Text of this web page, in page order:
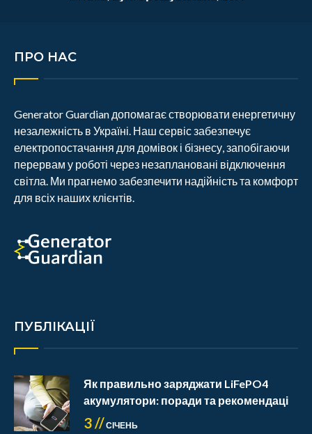
ПРО НАС
Generator Guardian допомагає створювати енергетичну
незалежність в Україні. Наш сервіс забезпечує
електропостачання для домівок і бізнесу, запобігаючи
перервам у роботі через незаплановані відключення
світла. Ми прагнемо забезпечити надійність та комфорт
для всіх наших клієнтів.
ПУБЛІКАЦІЇ
Як правильно заряджати LiFePO4
акумулятори: поради та рекомендаці
3 //СІЧЕНЬ